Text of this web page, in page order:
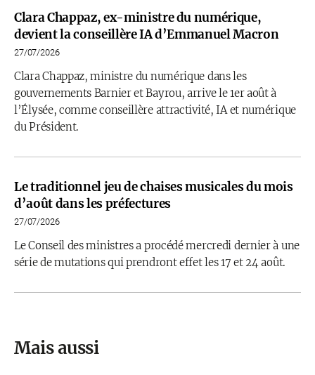
Clara Chappaz, ex-ministre du numérique,
devient la conseillère IA d’Emmanuel Macron
27/07/2026
Clara Chappaz, ministre du numérique dans les
gouvernements Barnier et Bayrou, arrive le 1er août à
l’Élysée, comme conseillère attractivité, IA et numérique
du Président.
Le traditionnel jeu de chaises musicales du mois
d’août dans les préfectures
27/07/2026
Le Conseil des ministres a procédé mercredi dernier à une
série de mutations qui prendront effet les 17 et 24 août.
Mais aussi